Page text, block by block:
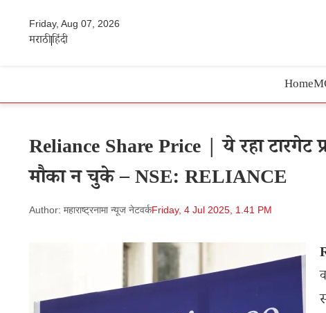
Friday, Aug 07, 2026
मराठीहिंदी
Home
Reliance Share Price | ये रहा टारगेट
मौका न चुके – NSE: RELIANCE
Author: महाराष्ट्रनामा न्यूज नेटवर्कFriday, 4 Jul 2025, 1.41 PM